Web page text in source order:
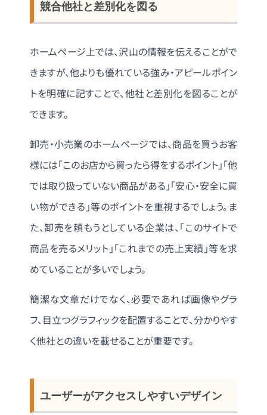
競合他社と差別化を図る
ホームページ上では、沢山の情報を伝えることがで
きますが、他よりも優れている強み・アピールポイン
トを明確に記すことで、他社と差別化を図ることが
できます。
卸売・小売業のホームページでは、商品を買うお客
様には「このお店から買ったら得をするポイント」「他
では取り扱っていない商品がある」「安心・安全に買
い物ができる」等のポイントを重視するでしょう。ま
た、卸売を頼もうとしている企業は、「このサイトで
商品を売るメリット」「これまでの売上実績」等を求
めていることが多いでしょう。
簡潔な文章だけでなく、必要であれば画像やグラ
フ、目立つグラフィックを配置することで、分かりやす
く他社との違いを載せることが重要です。
ユーザーがアクセスしやすいデザイン